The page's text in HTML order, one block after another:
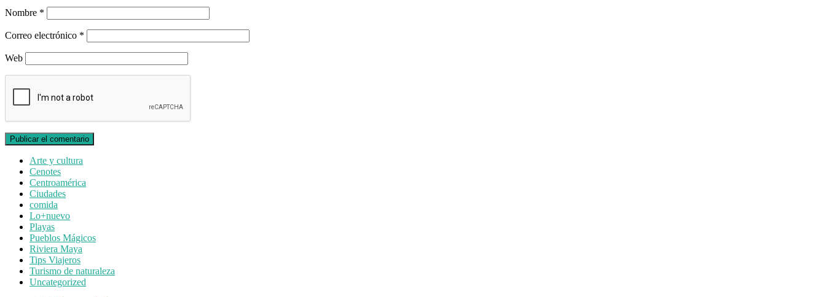
Nombre *
Correo electrónico *
Web
Arte y cultura
Cenotes
Centroamérica
Ciudades
comida
Lo+nuevo
Playas
Pueblos Mágicos
Riviera Maya
Tips Viajeros
Turismo de naturaleza
Uncategorized